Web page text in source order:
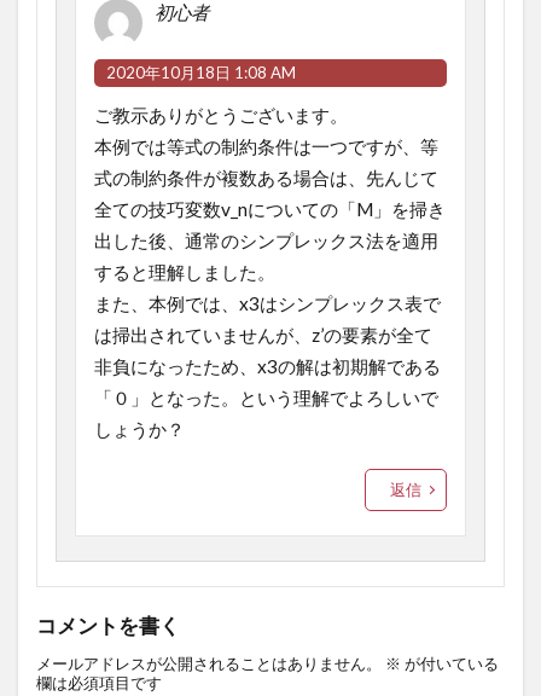
初心者
2020年10月18日 1:08 AM
ご教示ありがとうございます。
本例では等式の制約条件は一つですが、等
式の制約条件が複数ある場合は、先んじて
全ての技巧変数v_nについての「M」を掃き
出した後、通常のシンプレックス法を適用
すると理解しました。
また、本例では、x3はシンプレックス表で
は掃出されていませんが、z’の要素が全て
非負になったため、x3の解は初期解である
「０」となった。という理解でよろしいで
しょうか？
返信
コメントを書く
メールアドレスが公開されることはありません。 ※ が付いている
欄は必須項目です